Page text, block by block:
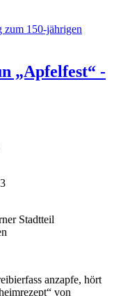
zum 150-jährigen
„Apfelfest“ -
Stadtteil
anzapfe, hört
von